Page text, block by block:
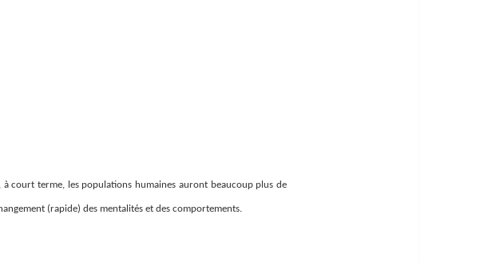
court terme, les populations humaines auront beaucoup plus de
(rapide) des mentalités et des comportements.